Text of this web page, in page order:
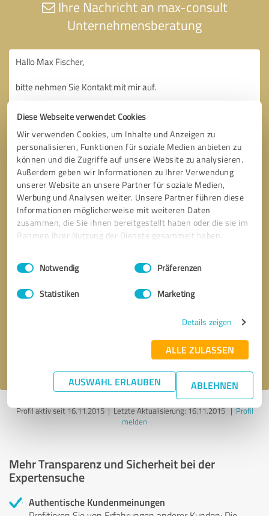
Diese Webseite verwendet Cookies
Wir verwenden Cookies, um Inhalte und Anzeigen zu
personalisieren, Funktionen für soziale Medien anbieten zu
können und die Zugriffe auf unsere Website zu analysieren.
Außerdem geben wir Informationen zu Ihrer Verwendung
unserer Website an unsere Partner für soziale Medien,
Werbung und Analysen weiter. Unsere Partner führen diese
Informationen möglicherweise mit weiteren Daten
zusammen, die Sie ihnen bereitgestellt haben oder die sie im
Rahmen Ihrer Nutzung der Dienste gesammelt haben.
Impressum Datenschutzbestimmungen
Einwilligungsauswahl
Notwendig Präferenzen
Statistiken Marketing
Details zeigen
ALLE ZULASSEN
AUSWAHL ERLAUBEN ABLEHNEN
Ihre Nachricht an max-consult
Unternehmensberatung
Bitte um Rückruf * Erforderliche Angaben
Datenschutzbestimmungenzu.
Profil aktiv seit 16.11.2015 |Letzte Aktualisierung: 16.11.2015|Profil
melden
Mehr Transparenz und Sicherheit bei der
Expertensuche
Authentische Kundenmeinungen